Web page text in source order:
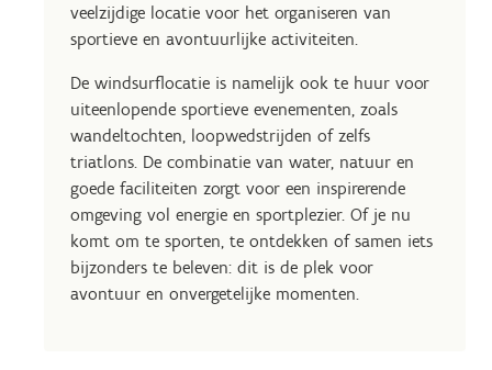
veelzijdige locatie voor het organiseren van
sportieve en avontuurlijke activiteiten.
De windsurflocatie is namelijk ook te huur voor
uiteenlopende sportieve evenementen, zoals
wandeltochten, loopwedstrijden of zelfs
triatlons. De combinatie van water, natuur en
goede faciliteiten zorgt voor een inspirerende
omgeving vol energie en sportplezier. Of je nu
komt om te sporten, te ontdekken of samen iets
bijzonders te beleven: dit is de plek voor
avontuur en onvergetelijke momenten.